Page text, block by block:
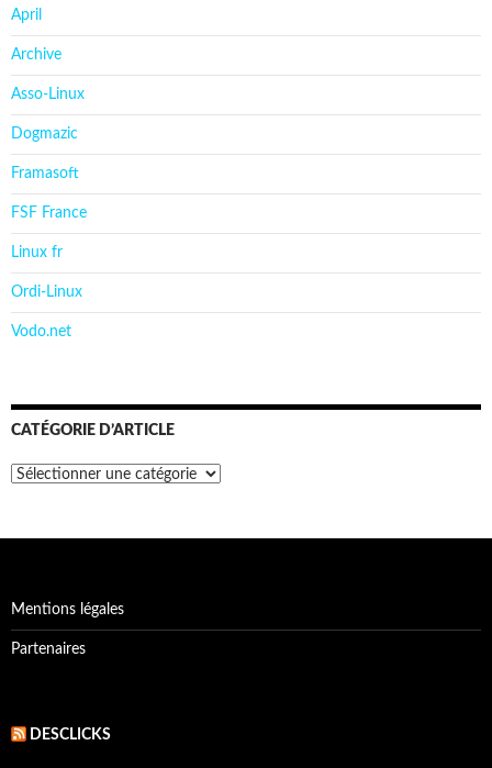
April
Archive
Asso-Linux
Dogmazic
Framasoft
FSF France
Linux fr
Ordi-Linux
Vodo.net
CATÉGORIE D’ARTICLE
Catégorie
Mentions légales
Partenaires
DESCLICKS